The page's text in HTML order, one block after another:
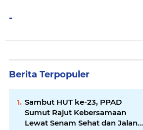
-
Berita Terpopuler
Sambut HUT ke-23, PPAD
Sumut Rajut Kebersamaan
Lewat Senam Sehat dan Jalan